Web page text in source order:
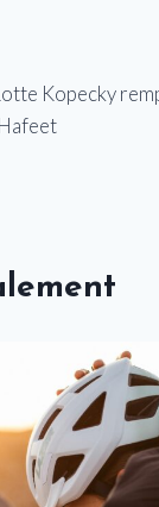
Kopecky